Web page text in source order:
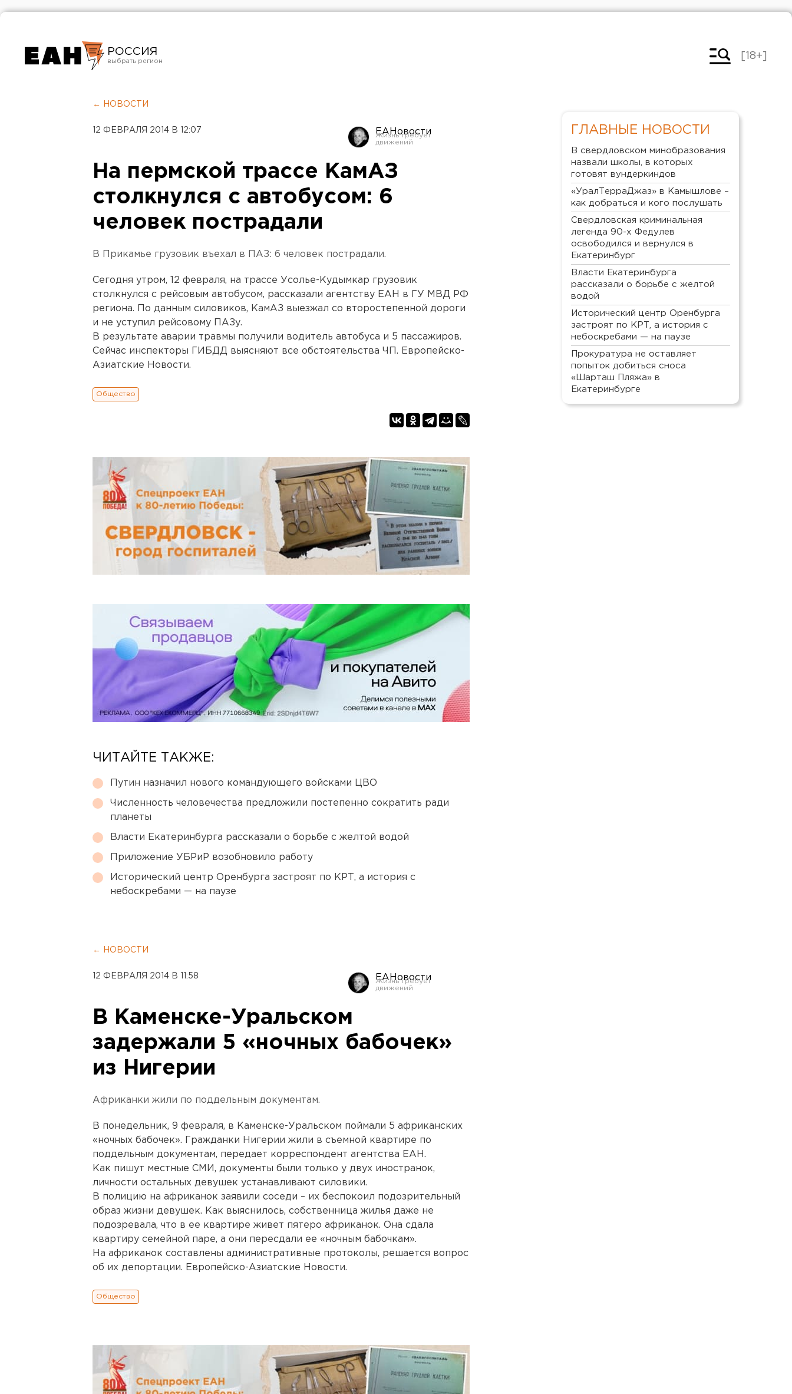
РОССИЯ
Челябинск
[18+]
← НОВОСТИ
12 ФЕВРАЛЯ 2014 В 12:07 ЕАНовости
На пермской трассе КамАЗ
столкнулся с автобусом: 6
человек пострадали
В Прикамье грузовик въехал в ПАЗ: 6 человек пострадали.
Сегодня утром, 12 февраля, на трассе Усолье-Кудымкар грузовик
столкнулся с рейсовым автобусом, рассказали агентству ЕАН в ГУ МВД РФ
региона. По данным силовиков, КамАЗ выезжал со второстепенной дороги
и не уступил рейсовому ПАЗу.
В результате аварии травмы получили водитель автобуса и 5 пассажиров.
Сейчас инспекторы ГИБДД выясняют все обстоятельства ЧП. Европейско-
Азиатские Новости.
Общество
ЧИТАЙТЕ ТАКЖЕ:
Путин назначил нового командующего войсками ЦВО
Численность человечества предложили постепенно сократить ради
планеты
Власти Екатеринбурга рассказали о борьбе с желтой водой
Приложение УБРиР возобновило работу
Исторический центр Оренбурга застроят по КРТ, а история с
небоскребами — на паузе
← НОВОСТИ
12 ФЕВРАЛЯ 2014 В 11:58 ЕАНовости
В Каменске-Уральском
задержали 5 «ночных бабочек»
из Нигерии
Африканки жили по поддельным документам.
В понедельник, 9 февраля, в Каменске-Уральском поймали 5 африканских
«ночных бабочек». Гражданки Нигерии жили в съемной квартире по
поддельным документам, передает корреспондент агентства ЕАН.
Как пишут местные СМИ, документы были только у двух иностранок,
личности остальных девушек устанавливают силовики.
В полицию на африканок заявили соседи – их беспокоил подозрительный
образ жизни девушек. Как выяснилось, собственница жилья даже не
подозревала, что в ее квартире живет пятеро африканок. Она сдала
квартиру семейной паре, а они пересдали ее «ночным бабочкам».
На африканок составлены административные протоколы, решается вопрос
об их депортации. Европейско-Азиатские Новости.
Общество
ГЛАВНЫЕ НОВОСТИ
В свердловском минобразования
назвали школы, в которых
готовят вундеркиндов
«УралТерраДжаз» в Камышлове –
как добраться и кого послушать
Свердловская криминальная
легенда 90-х Федулев
освободился и вернулся в
Екатеринбург
Власти Екатеринбурга
рассказали о борьбе с желтой
водой
Исторический центр Оренбурга
застроят по КРТ, а история с
небоскребами — на паузе
Прокуратура не оставляет
попыток добиться сноса
«Шарташ Пляжа» в
Екатеринбурге